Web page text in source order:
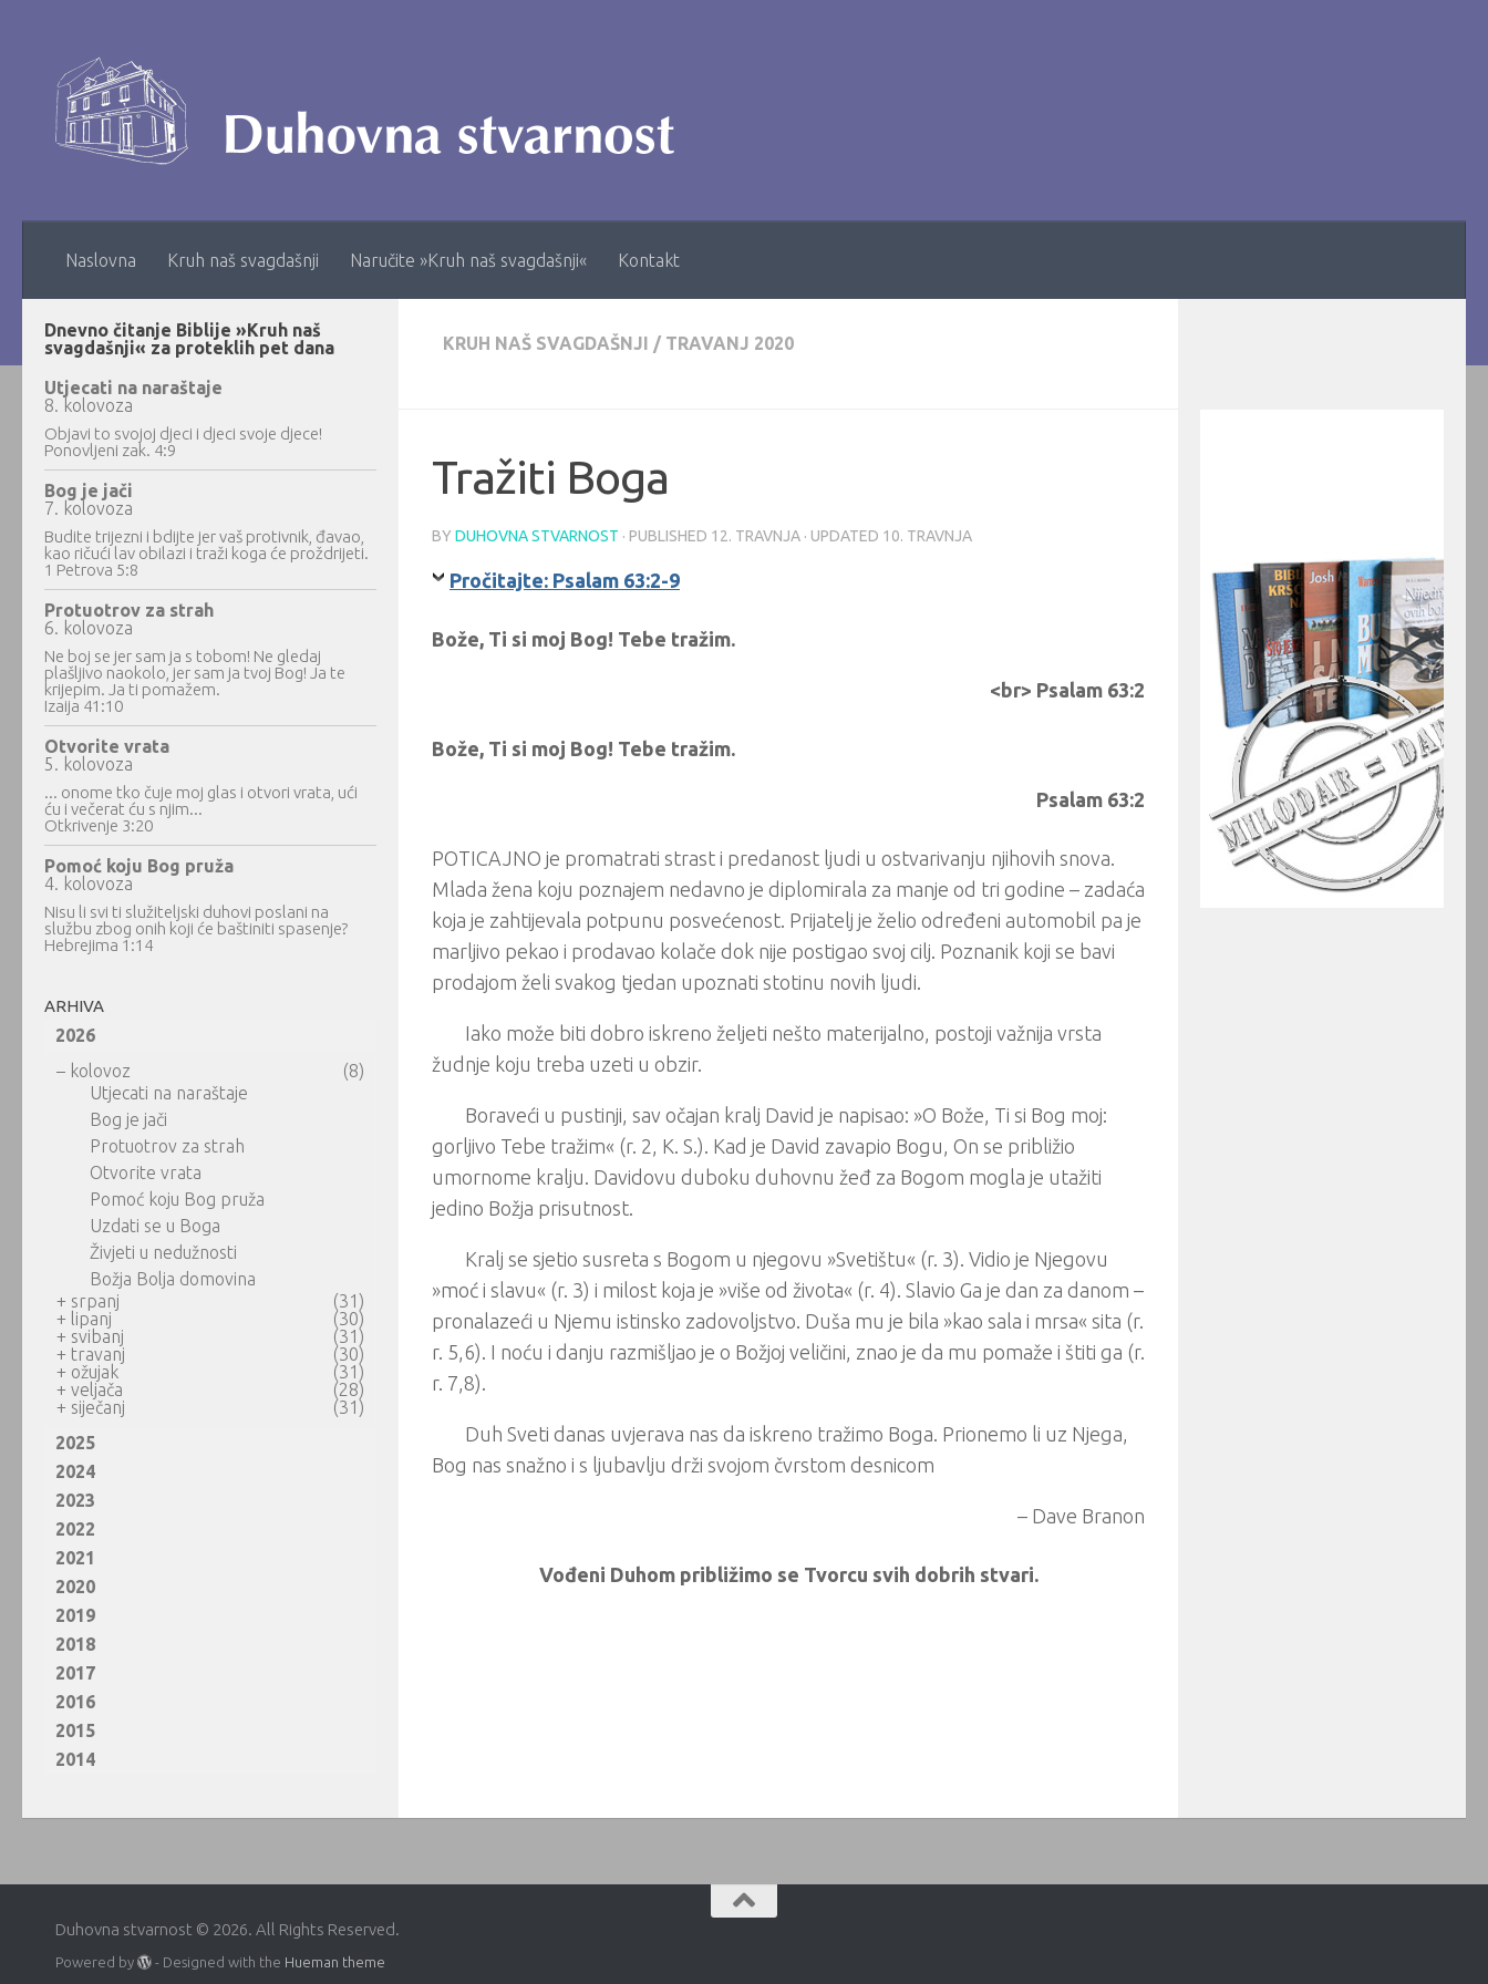
Naslovna Kruh naš svagdašnji Naručite »Kruh naš svagdašnji« Kontakt
KRUH NAŠ SVAGDAŠNJI / TRAVANJ 2020
Tražiti Boga
BY DUHOVNA STVARNOST · PUBLISHED 12. TRAVNJA · UPDATED 10. TRAVNJA
Pročitajte: Psalam 63:2-9
Bože, Ti si moj Bog! Tebe tražim.
<br> Psalam 63:2
Bože, Ti si moj Bog! Tebe tražim.
Psalam 63:2
POTICAJNO je promatrati strast i predanost ljudi u ostvarivanju njihovih snova.
Mlada žena koju poznajem nedavno je diplomirala za manje od tri godine – zadaća
koja je zahtijevala potpunu posvećenost. Prijatelj je želio određeni automobil pa je
marljivo pekao i prodavao kolače dok nije postigao svoj cilj. Poznanik koji se bavi
prodajom želi svakog tjedan upoznati stotinu novih ljudi.
Iako može biti dobro iskreno željeti nešto materijalno, postoji važnija vrsta
žudnje koju treba uzeti u obzir.
Boraveći u pustinji, sav očajan kralj David je napisao: »O Bože, Ti si Bog moj:
gorljivo Tebe tražim« (r. 2, K. S.). Kad je David zavapio Bogu, On se približio
umornome kralju. Davidovu duboku duhovnu žeđ za Bogom mogla je utažiti
jedino Božja prisutnost.
Kralj se sjetio susreta s Bogom u njegovu »Svetištu« (r. 3). Vidio je Njegovu
»moć i slavu« (r. 3) i milost koja je »više od života« (r. 4). Slavio Ga je dan za danom –
pronalazeći u Njemu istinsko zadovoljstvo. Duša mu je bila »kao sala i mrsa« sita (r.
r. 5,6). I noću i danju razmišljao je o Božjoj veličini, znao je da mu pomaže i štiti ga (r.
r. 7,8).
Duh Sveti danas uvjerava nas da iskreno tražimo Boga. Prionemo li uz Njega,
Bog nas snažno i s ljubavlju drži svojom čvrstom desnicom
– Dave Branon
Vođeni Duhom približimo se Tvorcu svih dobrih stvari.
Dnevno čitanje Biblije »Kruh naš
svagdašnji« za proteklih pet dana
Utjecati na naraštaje
8. kolovoza
Objavi to svojoj djeci i djeci svoje djece!
Ponovljeni zak. 4:9
Bog je jači
7. kolovoza
Budite trijezni i bdijte jer vaš protivnik, đavao,
kao ričući lav obilazi i traži koga će proždrijeti.
1 Petrova 5:8
Protuotrov za strah
6. kolovoza
Ne boj se jer sam ja s tobom! Ne gledaj
plašljivo naokolo, jer sam ja tvoj Bog! Ja te
krijepim. Ja ti pomažem.
Izaija 41:10
Otvorite vrata
5. kolovoza
... onome tko čuje moj glas i otvori vrata, ući
ću i večerat ću s njim...
Otkrivenje 3:20
Pomoć koju Bog pruža
4. kolovoza
Nisu li svi ti služiteljski duhovi poslani na
službu zbog onih koji će baštiniti spasenje?
Hebrejima 1:14
ARHIVA
2026
– kolovoz
(8)
Utjecati na naraštaje
Bog je jači
Protuotrov za strah
Otvorite vrata
Pomoć koju Bog pruža
Uzdati se u Boga
Živjeti u nedužnosti
Božja Bolja domovina
+ srpanj
(31)
+ lipanj
(30)
+ svibanj
(31)
+ travanj
(30)
+ ožujak
(31)
+ veljača
(28)
+ siječanj
(31)
2025
2024
2023
2022
2021
2020
2019
2018
2017
2016
2015
2014
Duhovna stvarnost © 2026. All Rights Reserved.
Powered by - Designed with the Hueman theme